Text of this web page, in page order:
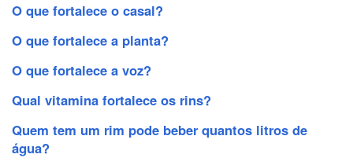
O que fortalece o casal?
O que fortalece a planta?
O que fortalece a voz?
Qual vitamina fortalece os rins?
Quem tem um rim pode beber quantos litros de
água?